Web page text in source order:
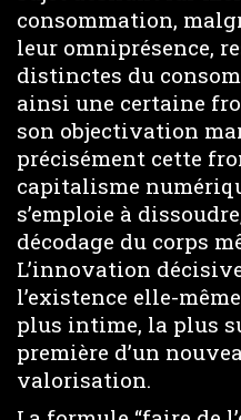
consommation,
leur omniprésence,
distinctes du
ainsi une certaine
son objectivation
précisément cette
capitalisme
s’emploie à
décodage du corps
L’innovation
l’existence elle-
plus intime, la plus
première d’un
valorisation.